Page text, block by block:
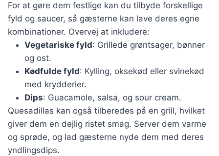
For at gøre dem festlige kan du tilbyde forskellige
fyld og saucer, så gæsterne kan lave deres egne
kombinationer. Overvej at inkludere:
Vegetariske fyld: Grillede grøntsager, bønner
og ost.
Kødfulde fyld: Kylling, oksekød eller svinekød
med krydderier.
Dips: Guacamole, salsa, og sour cream.
Quesadillas kan også tilberedes på en grill, hvilket
giver dem en dejlig ristet smag. Server dem varme
og sprøde, og lad gæsterne nyde dem med deres
yndlingsdips.